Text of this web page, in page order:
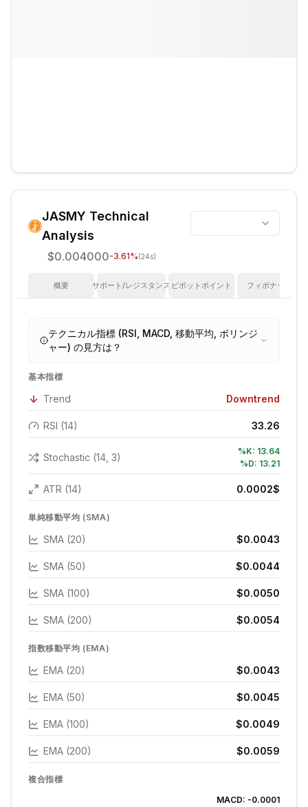
JASMY Technical
Analysis
$0.004000-3.61%(24s)
概要 サポート/レジスタンス ピボットポイント フィボナッチ
テクニカル指標 (RSI, MACD, 移動平均, ボリンジ
ャー) の見方は？
基本指標
Trend Downtrend
RSI (14) 33.26
Stochastic (14, 3)
%K: 13.64
%D: 13.21
ATR (14) 0.0002$
単純移動平均 (SMA)
SMA (20) $0.0043
SMA (50) $0.0044
SMA (100) $0.0050
SMA (200) $0.0054
指数移動平均 (EMA)
EMA (20) $0.0043
EMA (50) $0.0045
EMA (100) $0.0049
EMA (200) $0.0059
複合指標
MACD: -0.0001